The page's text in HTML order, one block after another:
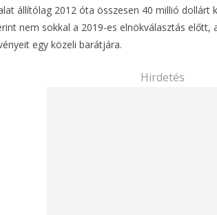
állítólag 2012 óta összesen 40 millió
nem sokkal a 2019-es elnökválasztás
egy közeli barátjára.
Hirdetés